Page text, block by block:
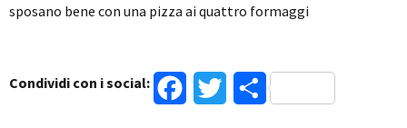
sposano bene con una pizza ai quattro formaggi
Condividi con i social: FacebookTwitterCondividi